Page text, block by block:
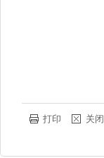
打印 关闭